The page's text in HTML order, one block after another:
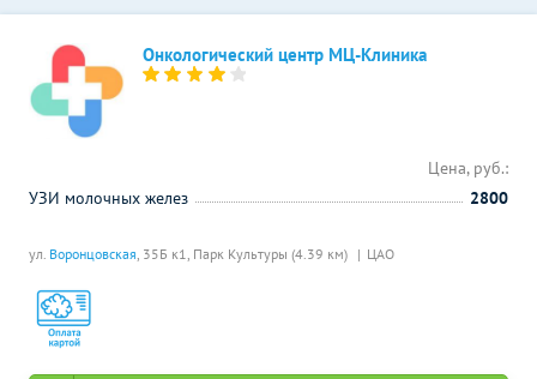
Онкологический центр МЦ-Клиника
ул. Воронцовская, 35Б к1, Парк Культуры (4.39 км) ЦАО
Цена, руб.:
УЗИ молочных желез
2800